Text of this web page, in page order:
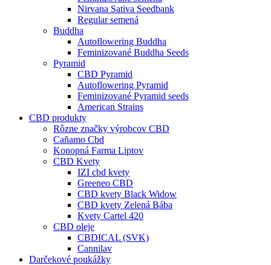
Nirvana Sativa Seedbank
Regular semená
Buddha
Autoflowering Buddha
Feminizované Buddha Seeds
Pyramid
CBD Pyramid
Autoflowering Pyramid
Feminizované Pyramid seeds
American Strains
CBD produkty
Rôzne značky výrobcov CBD
Cañamo Cbd
Konopná Farma Liptov
CBD Kvety
IZI cbd kvety
Greeneo CBD
CBD kvety Black Widow
CBD kvety Zelená Bába
Kvety Cartel 420
CBD oleje
CBDICAL (SVK)
Cannilav
Darčekové poukážky